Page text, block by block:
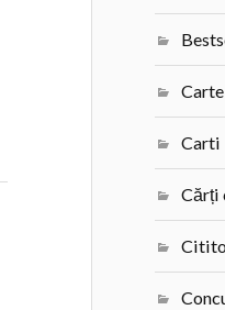
Carti
Cărți